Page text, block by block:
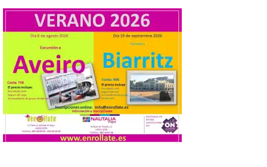
decidió el futuro del Reino
de León
8 Ago 2026
Una de las novedades de
esta edición de la Batalla
de Villadangos es el plato
principal del Menú, un
cordero asado al fuego y
las brasas in situ durante 5 horas. . Los
días 7, 8 y 9 de este […]